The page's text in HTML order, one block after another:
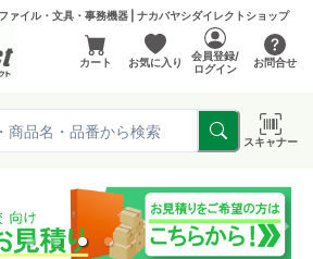
ァイル・文具・事務機器 | ナカバヤシダイレクトショップ
カート お気に入り
会員登録/
ログイン
お問合せ
スキャナー